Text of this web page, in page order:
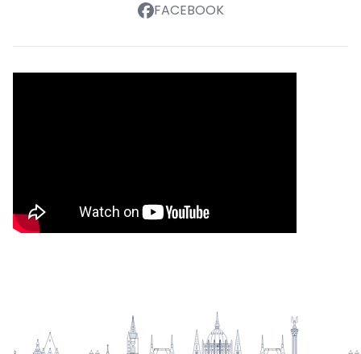
FACEBOOK